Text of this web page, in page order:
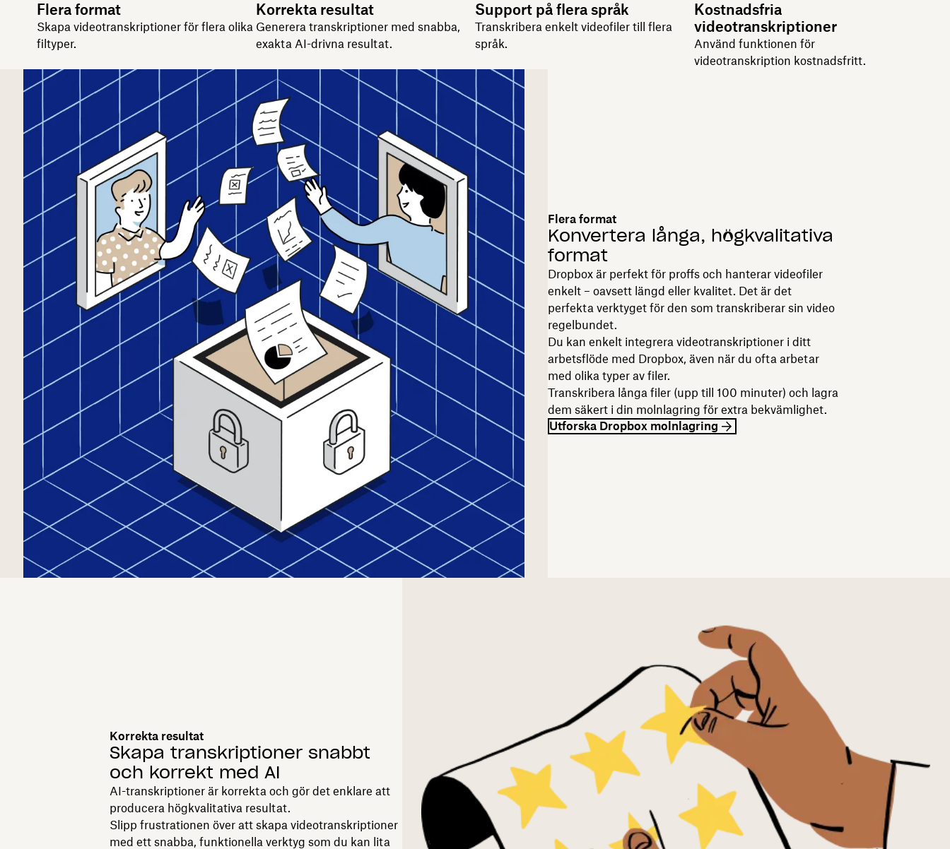
Flera format
Skapa videotranskriptioner för flera olika
filtyper.
Korrekta resultat
Generera transkriptioner med snabba,
exakta AI-drivna resultat.
Support på flera språk
Transkribera enkelt videofiler till flera
språk.
Kostnadsfria
videotranskriptioner
Använd funktionen för
videotranskription kostnadsfritt.
Flera format
Konvertera långa, högkvalitativa
format
Dropbox är perfekt för proffs och hanterar videofiler
enkelt – oavsett längd eller kvalitet. Det är det
perfekta verktyget för den som transkriberar sin video
regelbundet.
Du kan enkelt integrera videotranskriptioner i ditt
arbetsflöde med Dropbox, även när du ofta arbetar
med olika typer av filer.
Transkribera långa filer (upp till 100 minuter) och lagra
dem säkert i din molnlagring för extra bekvämlighet.
Utforska Dropbox molnlagring
Korrekta resultat
Skapa transkriptioner snabbt
och korrekt med AI
AI-transkriptioner är korrekta och gör det enklare att
producera högkvalitativa resultat.
Slipp frustrationen över att skapa videotranskriptioner
med ett snabba, funktionella verktyg som du kan lita